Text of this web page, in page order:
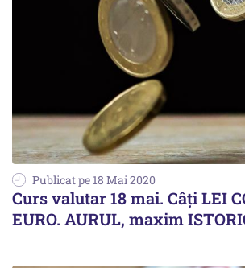
Publicat pe 18 Mai 2020
Curs valutar 18 mai. Câți LEI
EURO. AURUL, maxim